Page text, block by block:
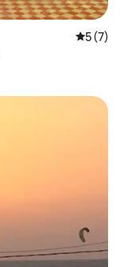
คะแนนเฉ
5 (7)